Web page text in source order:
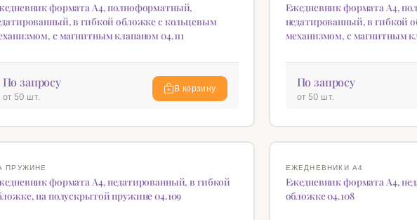
формата А4, полноформатный,
в гибкой обложке с кольцевым
с магнитным клапаном 04.111
По запросу
от 50 шт.
В корзину
Ежедневник формата А4,
недатированный, в гибкой
механизмом, с магнитным
По запросу
от 50 шт.
ПРУЖИНЕ
формата А4, недатированный, в гибкой
на полускрытой пружине 04.109
ЕЖЕДНЕВНИКИ А4
Ежедневник формата А4,
обложке 04.108